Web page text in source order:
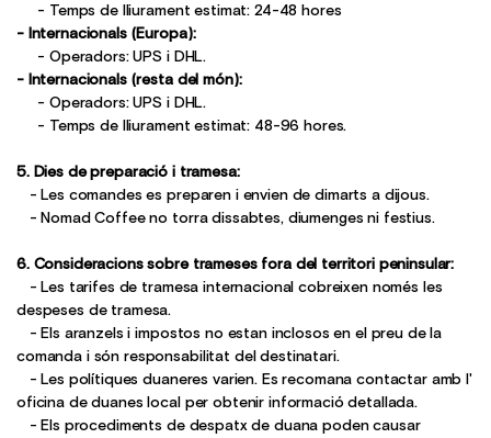
- Temps de lliurament estimat: 24-48 hores
- Internacionals (Europa):
- Operadors: UPS i DHL.
- Internacionals (resta del món):
- Operadors: UPS i DHL.
- Temps de lliurament estimat: 48-96 hores.
5. Dies de preparació i tramesa:
- Les comandes es preparen i envien de dimarts a dijous.
- Nomad Coffee no torra dissabtes, diumenges ni festius.
6. Consideracions sobre trameses fora del territori peninsular:
- Les tarifes de tramesa internacional cobreixen només les
despeses de tramesa.
- Els aranzels i impostos no estan inclosos en el preu de la
comanda i són responsabilitat del destinatari.
- Les polítiques duaneres varien. Es recomana contactar amb l'
oficina de duanes local per obtenir informació detallada.
- Els procediments de despatx de duana poden causar